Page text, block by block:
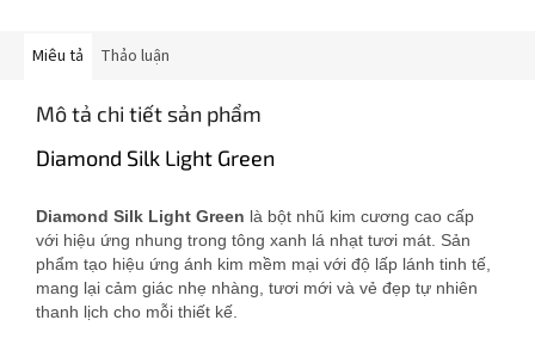
Miêu tả Thảo luận
Mô tả chi tiết sản phẩm
Diamond Silk Light Green
Diamond Silk Light Green là bột nhũ kim cương cao cấp
với hiệu ứng nhung trong tông xanh lá nhạt tươi mát. Sản
phẩm tạo hiệu ứng ánh kim mềm mại với độ lấp lánh tinh tế,
mang lại cảm giác nhẹ nhàng, tươi mới và vẻ đẹp tự nhiên
thanh lịch cho mỗi thiết kế.